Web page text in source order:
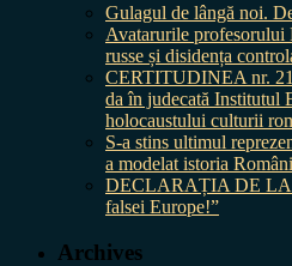
Gulagul de lângă noi.
Avatarurile
russe și disidența
CERTITUDINEA nr.
da în judecată Institutul
holocaustului culturii
S-a stins ultimul
a modelat istoria
DECLARAȚIA DE LA
falsei Europe!”
Archives